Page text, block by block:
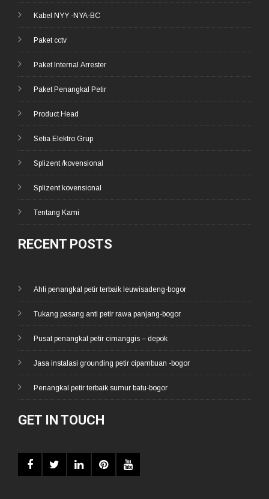
Kabel NYY -NYA-BC
Paket cctv
Paket Internal Arrester
Paket Penangkal Petir
Product Head
Setia Elektro Grup
Splizent /kovensional
Splizent kovensional
Tentang Kami
RECENT POSTS
Ahli penangkal petir terbaik leuwisadeng-bogor
Tukang pasang anti petir rawa panjang-bogor
Pusat penangkal petir cimanggis – depok
Jasa instalasi grounding petir cipambuan -bogor
Penangkal petir terbaik sumur batu-bogor
GET IN TOUCH